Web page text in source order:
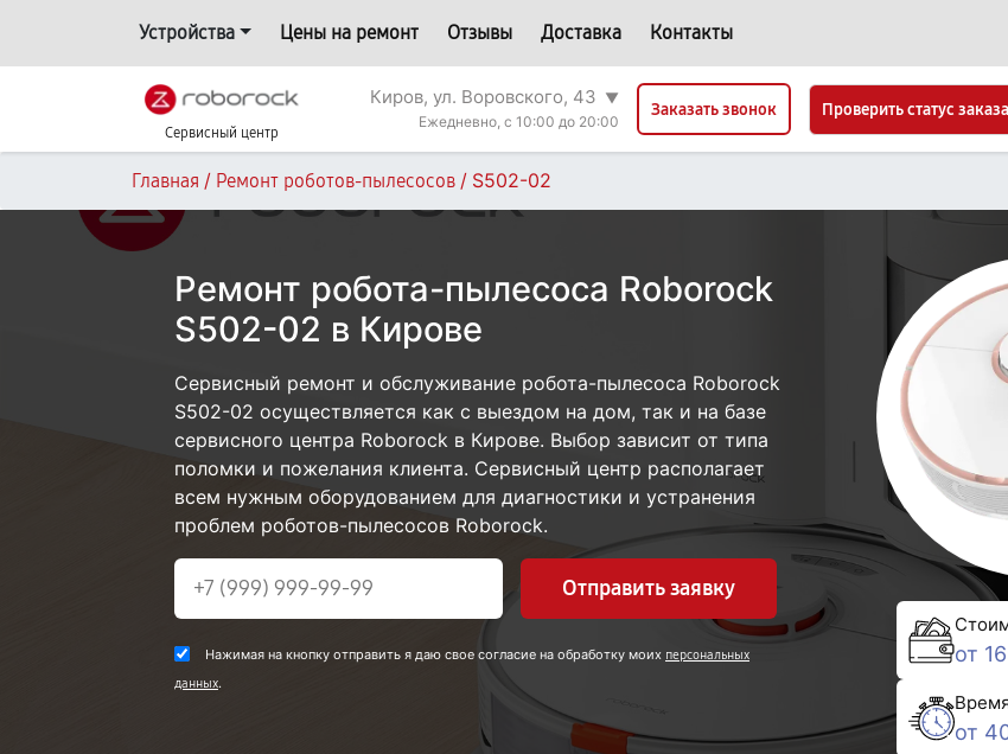
Устройства Цены на ремонт Отзывы Доставка Контакты
Сервисный центр
Киров, ул. Воровского, 43 ▼
Ежедневно, с 10:00 до 20:00
Заказать звонок Проверить статус заказа
Главная / Ремонт роботов-пылесосов / S502-02
Ремонт робота-пылесоса Roborock
S502-02 в Кирове
Сервисный ремонт и обслуживание робота-пылесоса Roborock
S502-02 осуществляется как с выездом на дом, так и на базе
сервисного центра Roborock в Кирове. Выбор зависит от типа
поломки и пожелания клиента. Сервисный центр располагает
всем нужным оборудованием для диагностики и устранения
проблем роботов-пылесосов Roborock.
Отправить заявку
Нажимая на кнопку отправить я даю свое согласие на обработку моих персональных
данных.
от
от